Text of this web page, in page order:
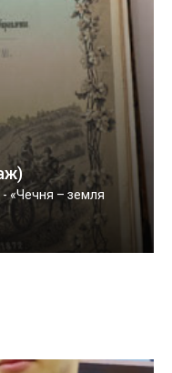
«Чечня – земля